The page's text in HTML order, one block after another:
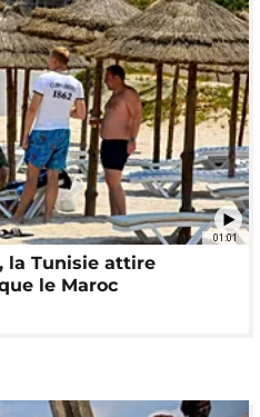
01:01
la Tunisie attire
le Maroc